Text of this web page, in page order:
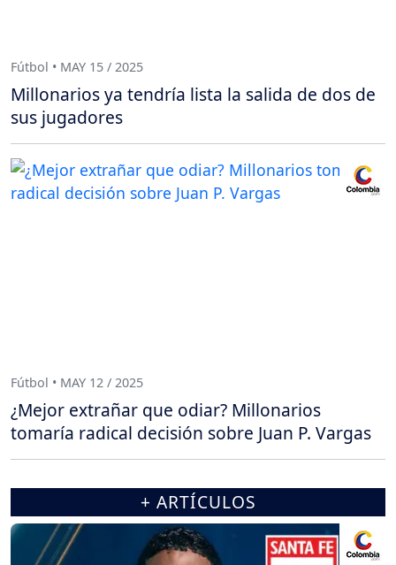
Fútbol • MAY 15 / 2025
Millonarios ya tendría lista la salida de dos de
sus jugadores
Fútbol • MAY 12 / 2025
¿Mejor extrañar que odiar? Millonarios
tomaría radical decisión sobre Juan P. Vargas
+ ARTÍCULOS